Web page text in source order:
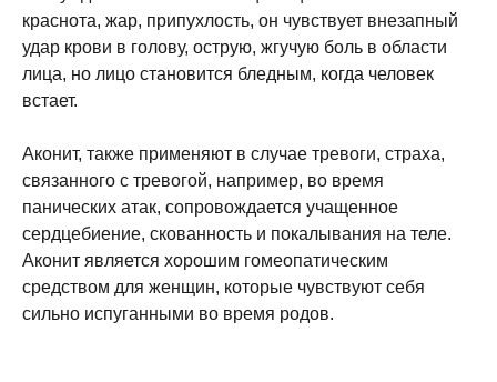
краснота, жар, припухлость, он чувствует внезапный
удар крови в голову, острую, жгучую боль в области
лица, но лицо становится бледным, когда человек
встает.
Аконит, также применяют в случае тревоги, страха,
связанного с тревогой, например, во время
панических атак, сопровождается учащенное
сердцебиение, скованность и покалывания на теле.
Аконит является хорошим гомеопатическим
средством для женщин, которые чувствуют себя
сильно испуганными во время родов.